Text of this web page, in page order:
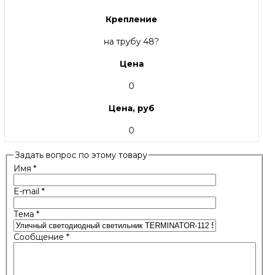
Крепление
на трубу 48?
Цена
0
Цена, руб
0
Задать вопрос по этому товару
Имя *
E-mail *
Тема *
Сообщение *